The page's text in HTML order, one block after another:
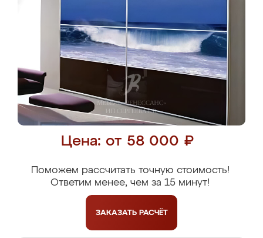
Цена: от 58 000 ₽
Поможем рассчитать точную стоимость!
Ответим менее, чем за 15 минут!
ЗАКАЗАТЬ РАСЧЁТ